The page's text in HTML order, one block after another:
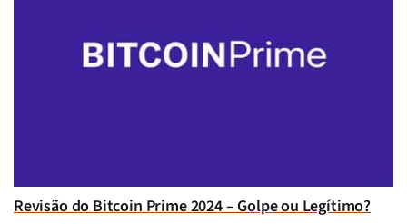
Revisão do Bitcoin Prime 2024 – Golpe ou Legítimo?